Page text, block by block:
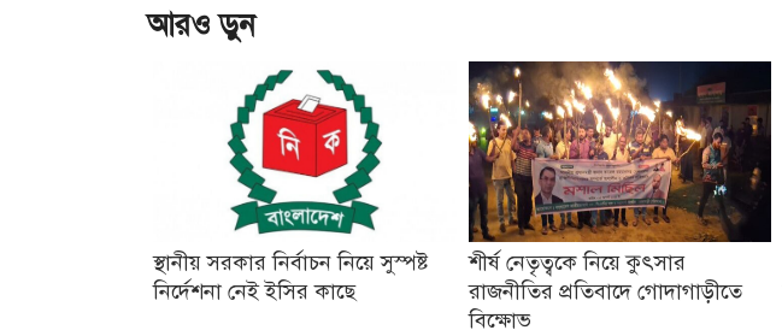
আরও ড়ুন
স্থানীয় সরকার নির্বাচন নিয়ে সুস্পষ্ট
নির্দেশনা নেই ইসির কাছে
শীর্ষ নেতৃত্বকে নিয়ে কুৎসার
রাজনীতির প্রতিবাদে গোদাগাড়ীতে
বিক্ষোভ